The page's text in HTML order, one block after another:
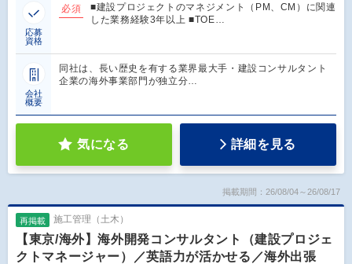
応募
資格
必須
■建設プロジェクトのマネジメント（PM、CM）に関連
した業務経験3年以上 ■TOE…
会社
概要
同社は、長い歴史を有する業界最大手・建設コンサルタント
企業の海外事業部門が独立分…
気になる 詳細を見る
掲載期間：26/08/04～26/08/17
再掲載 施工管理（土木）
【東京/海外】海外開発コンサルタント（建設プロジェ
クトマネージャー）／英語力が活かせる／海外出張